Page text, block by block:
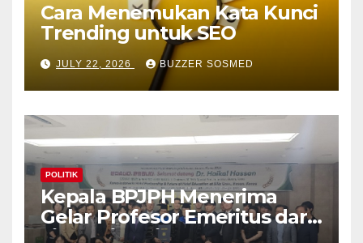
Cara Menemukan Kata Kunci
Trending untuk SEO
JULY 22, 2026 BUZZER SOSMED
POLITIK
Kepala BPJPH Menerima
Gelar Profesor Emeritus dari
Silla University, Busan Korsel